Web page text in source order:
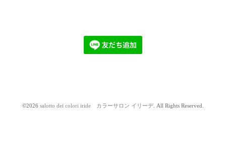
©2026 salotto dei colori iride カラーサロン イリーデ. All Rights Reserved.